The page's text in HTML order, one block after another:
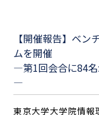
【開催報告】ベン
ムを開催
―第1回会合に84
―
東京大学大学院情報